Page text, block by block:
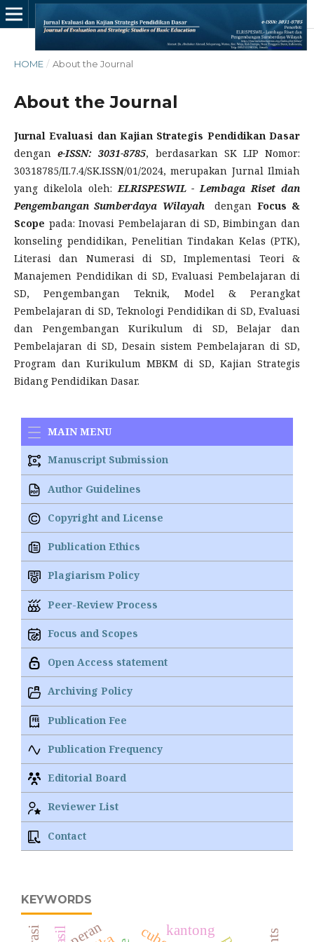
HOME / About the Journal
About the Journal
Jurnal Evaluasi dan Kajian Strategis Pendidikan Dasar
dengane-ISSN: 3031-8785, berdasarkan SK LIP Nomor:
30318785/II.7.4/SK.ISSN/01/2024, merupakan Jurnal Ilmiah
yang dikelola oleh:ELRISPESWIL - Lembaga Riset dan
Pengembangan Sumberdaya Wilayah
dengan Focus &
Scope pada: Inovasi Pembelajaran di SD, Bimbingan dan
konseling pendidikan, Penelitian Tindakan Kelas (PTK),
Literasi dan Numerasi di SD, Implementasi Teori &
Manajemen Pendidikan di SD, Evaluasi Pembelajaran di
SD, Pengembangan Teknik, Model & Perangkat
Pembelajaran di SD, Teknologi Pendidikan di SD, Evaluasi
dan Pengembangan Kurikulum di SD, Belajar dan
Pembelajaran di SD, Desain sistem Pembelajaran di SD,
Program dan Kurikulum MBKM di SD, Kajian Strategis
Bidang Pendidikan Dasar.
MAIN MENU
Manuscript Submission
Author Guidelines
Copyright and License
Publication Ethics
Plagiarism Policy
Peer-Review Process
Focus and Scopes
Open Access statement
Archiving Policy
Publication Fee
Publication Frequency
Editorial Board
Reviewer List
Contact
KEYWORDS
kantong
peran